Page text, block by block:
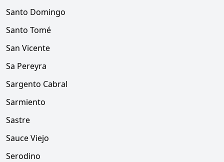
Santo Domingo
Santo Tomé
San Vicente
Sa Pereyra
Sargento Cabral
Sarmiento
Sastre
Sauce Viejo
Serodino